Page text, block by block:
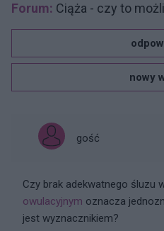
Forum: Ciąża - czy to
nowy
gość
Czy brak adekwatnego śluzu
owulacyjnym oznacza
jest wyznacznikiem?